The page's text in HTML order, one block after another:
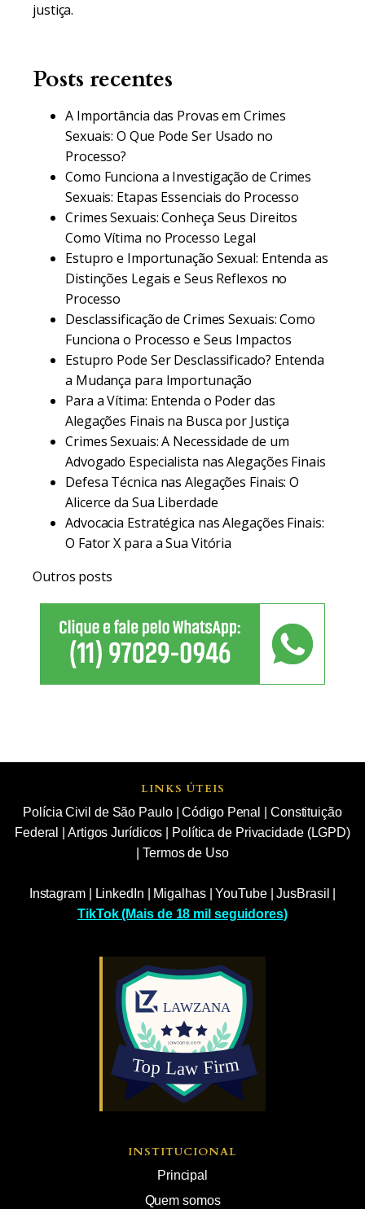
justiça.
Posts recentes
A Importância das Provas em Crimes
Sexuais: O Que Pode Ser Usado no
Processo?
Como Funciona a Investigação de Crimes
Sexuais: Etapas Essenciais do Processo
Crimes Sexuais: Conheça Seus Direitos
Como Vítima no Processo Legal
Estupro e Importunação Sexual: Entenda as
Distinções Legais e Seus Reflexos no
Processo
Desclassificação de Crimes Sexuais: Como
Funciona o Processo e Seus Impactos
Estupro Pode Ser Desclassificado? Entenda
a Mudança para Importunação
Para a Vítima: Entenda o Poder das
Alegações Finais na Busca por Justiça
Crimes Sexuais: A Necessidade de um
Advogado Especialista nas Alegações Finais
Defesa Técnica nas Alegações Finais: O
Alicerce da Sua Liberdade
Advocacia Estratégica nas Alegações Finais:
O Fator X para a Sua Vitória
Outros posts
LINKS ÚTEIS
Polícia Civil de São Paulo|Código Penal
Constituição
Federal
Artigos Jurídicos
Política de Privacidade (LGPD)
|Termos de Uso
Instagram| LinkedIn Migalhas|YouTube|JusBrasil
TikTok (Mais de 18 mil seguidores)
INSTITUCIONAL
Principal
Quem somos